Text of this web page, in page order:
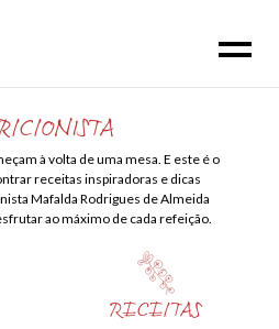
à volta de uma mesa. E este é o
receitas inspiradoras e dicas
Mafalda Rodrigues de Almeida
ao máximo de cada refeição.
RECEITAS